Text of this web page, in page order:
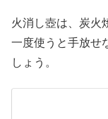
火消し壺は、炭火
一度使うと手放せ
しょう。